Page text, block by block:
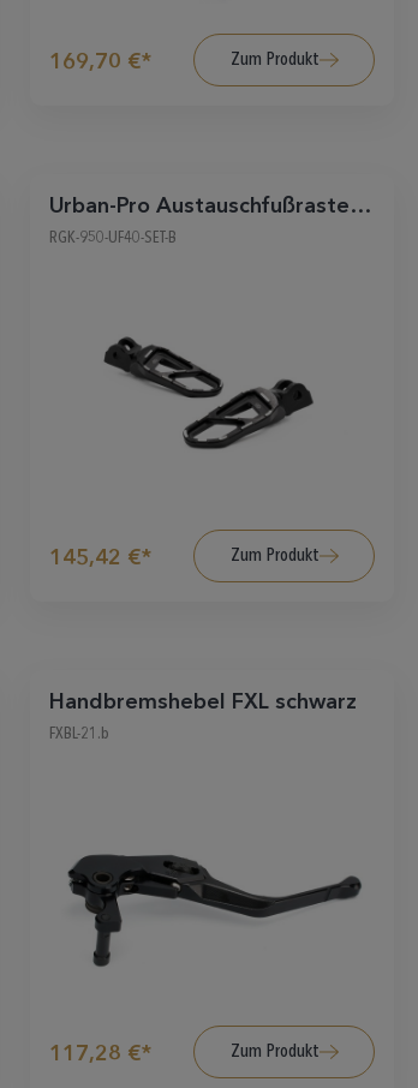
169,70 €* Zum Produkt
Urban-Pro Austauschfußraste,
Fahrer, schwarz
RGK-950-UF40-SET-B
145,42 €* Zum Produkt
Handbremshebel FXL schwarz
FXBL-21.b
117,28 €* Zum Produkt